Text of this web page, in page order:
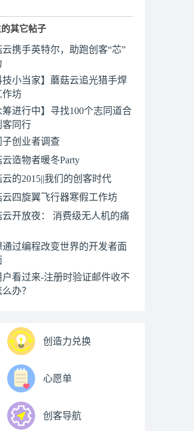
其它帖子
云携手英特尔，助跑创客“芯”
技小当家】蘑菇云追光猎手焊
作坊
筹进行中】寻找100个志同道合
客同行
子创业者调查
云造物者暖冬Party
云的2015||我们的创客时代
云四旋翼飞行器寒假工作坊
云开放夜： 消费级无人机的痛
通过编程改变世界的开发者面
户看过来-注册时验证邮件收不
办？
创造力兑换
心愿单
创客导航